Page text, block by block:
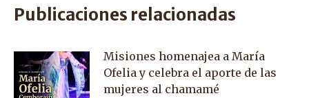
Publicaciones relacionadas
Misiones homenajea a María
Ofelia y celebra el aporte de las
mujeres al chamamé